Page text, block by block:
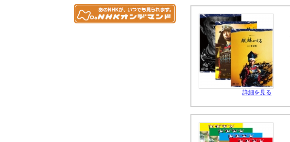
詳細を見る